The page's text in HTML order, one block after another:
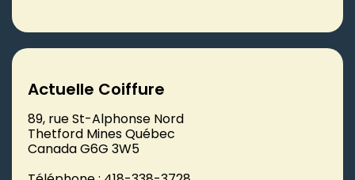
Actuelle Coiffure
89, rue St-Alphonse Nord
Thetford Mines Québec
Canada G6G 3W5